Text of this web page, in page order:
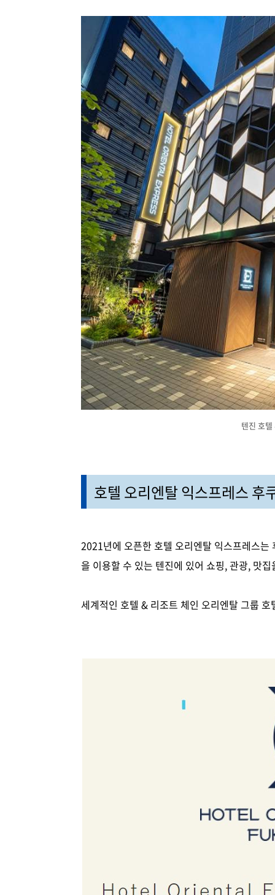
텐진 호
호텔 오리엔탈 익스프레스 후
2021년에 오픈한 호텔 오리엔탈 익스프레스
을 이용할 수 있는 텐진에 있어 쇼핑, 관광, 맛
세계적인 호텔 & 리조트 체인 오리엔탈 그룹